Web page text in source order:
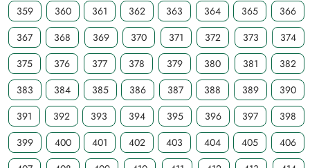
359
360 361 362 363 364 365
366
367
368 369 370 371 372 373
374
375
376 377 378 379 380 381
382
383
384 385 386 387 388 389
390
391
392 393 394 395 396 397
398
399
400 401 402 403 404 405
406